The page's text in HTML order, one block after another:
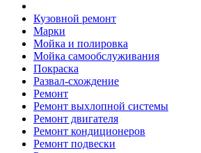
Кузовной ремонт
Марки
Мойка и полировка
Мойка самообслуживания
Покраска
Развал-схождение
Ремонт
Ремонт выхлопной системы
Ремонт двигателя
Ремонт кондиционеров
Ремонт подвески